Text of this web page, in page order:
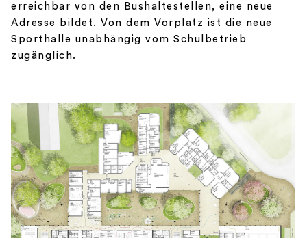
erreichbar von den Bushaltestellen, eine neue
Adresse bildet. Von dem Vorplatz ist die neue
Sporthalle unabhängig vom Schulbetrieb
zugänglich.